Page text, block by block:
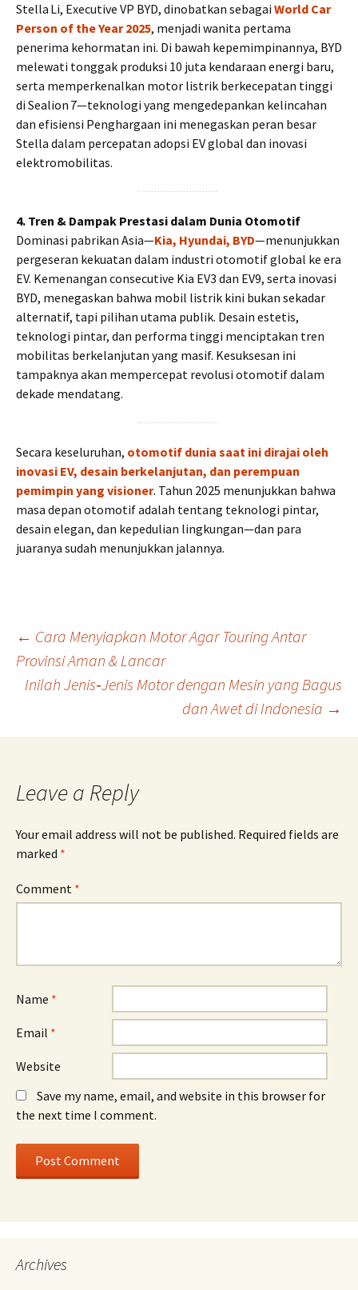
Stella Li, Executive VP BYD, dinobatkan sebagai World Car
Person of the Year 2025, menjadi wanita pertama
penerima kehormatan ini. Di bawah kepemimpinannya, BYD
melewati tonggak produksi 10 juta kendaraan energi baru,
serta memperkenalkan motor listrik berkecepatan tinggi
di Sealion 7—teknologi yang mengedepankan kelincahan
dan efisiensi Penghargaan ini menegaskan peran besar
Stella dalam percepatan adopsi EV global dan inovasi
elektromobilitas.
4. Tren & Dampak Prestasi dalam Dunia Otomotif
Dominasi pabrikan Asia—Kia, Hyundai, BYD—menunjukkan
pergeseran kekuatan dalam industri otomotif global ke era
EV. Kemenangan consecutive Kia EV3 dan EV9, serta inovasi
BYD, menegaskan bahwa mobil listrik kini bukan sekadar
alternatif, tapi pilihan utama publik. Desain estetis,
teknologi pintar, dan performa tinggi menciptakan tren
mobilitas berkelanjutan yang masif. Kesuksesan ini
tampaknya akan mempercepat revolusi otomotif dalam
dekade mendatang.
Secara keseluruhan, otomotif dunia saat ini dirajai oleh
inovasi EV, desain berkelanjutan, dan perempuan
pemimpin yang visioner. Tahun 2025 menunjukkan bahwa
masa depan otomotif adalah tentang teknologi pintar,
desain elegan, dan kepedulian lingkungan—dan para
juaranya sudah menunjukkan jalannya.
Post
navigation
← Cara Menyiapkan Motor Agar Touring Antar
Provinsi Aman & Lancar
Inilah Jenis‑Jenis Motor dengan Mesin yang Bagus
dan Awet di Indonesia →
Leave a Reply
Your email address will not be published. Required fields are
marked *
Comment *
Name *
Email *
Website
Save my name, email, and website in this browser for
the next time I comment.
Archives